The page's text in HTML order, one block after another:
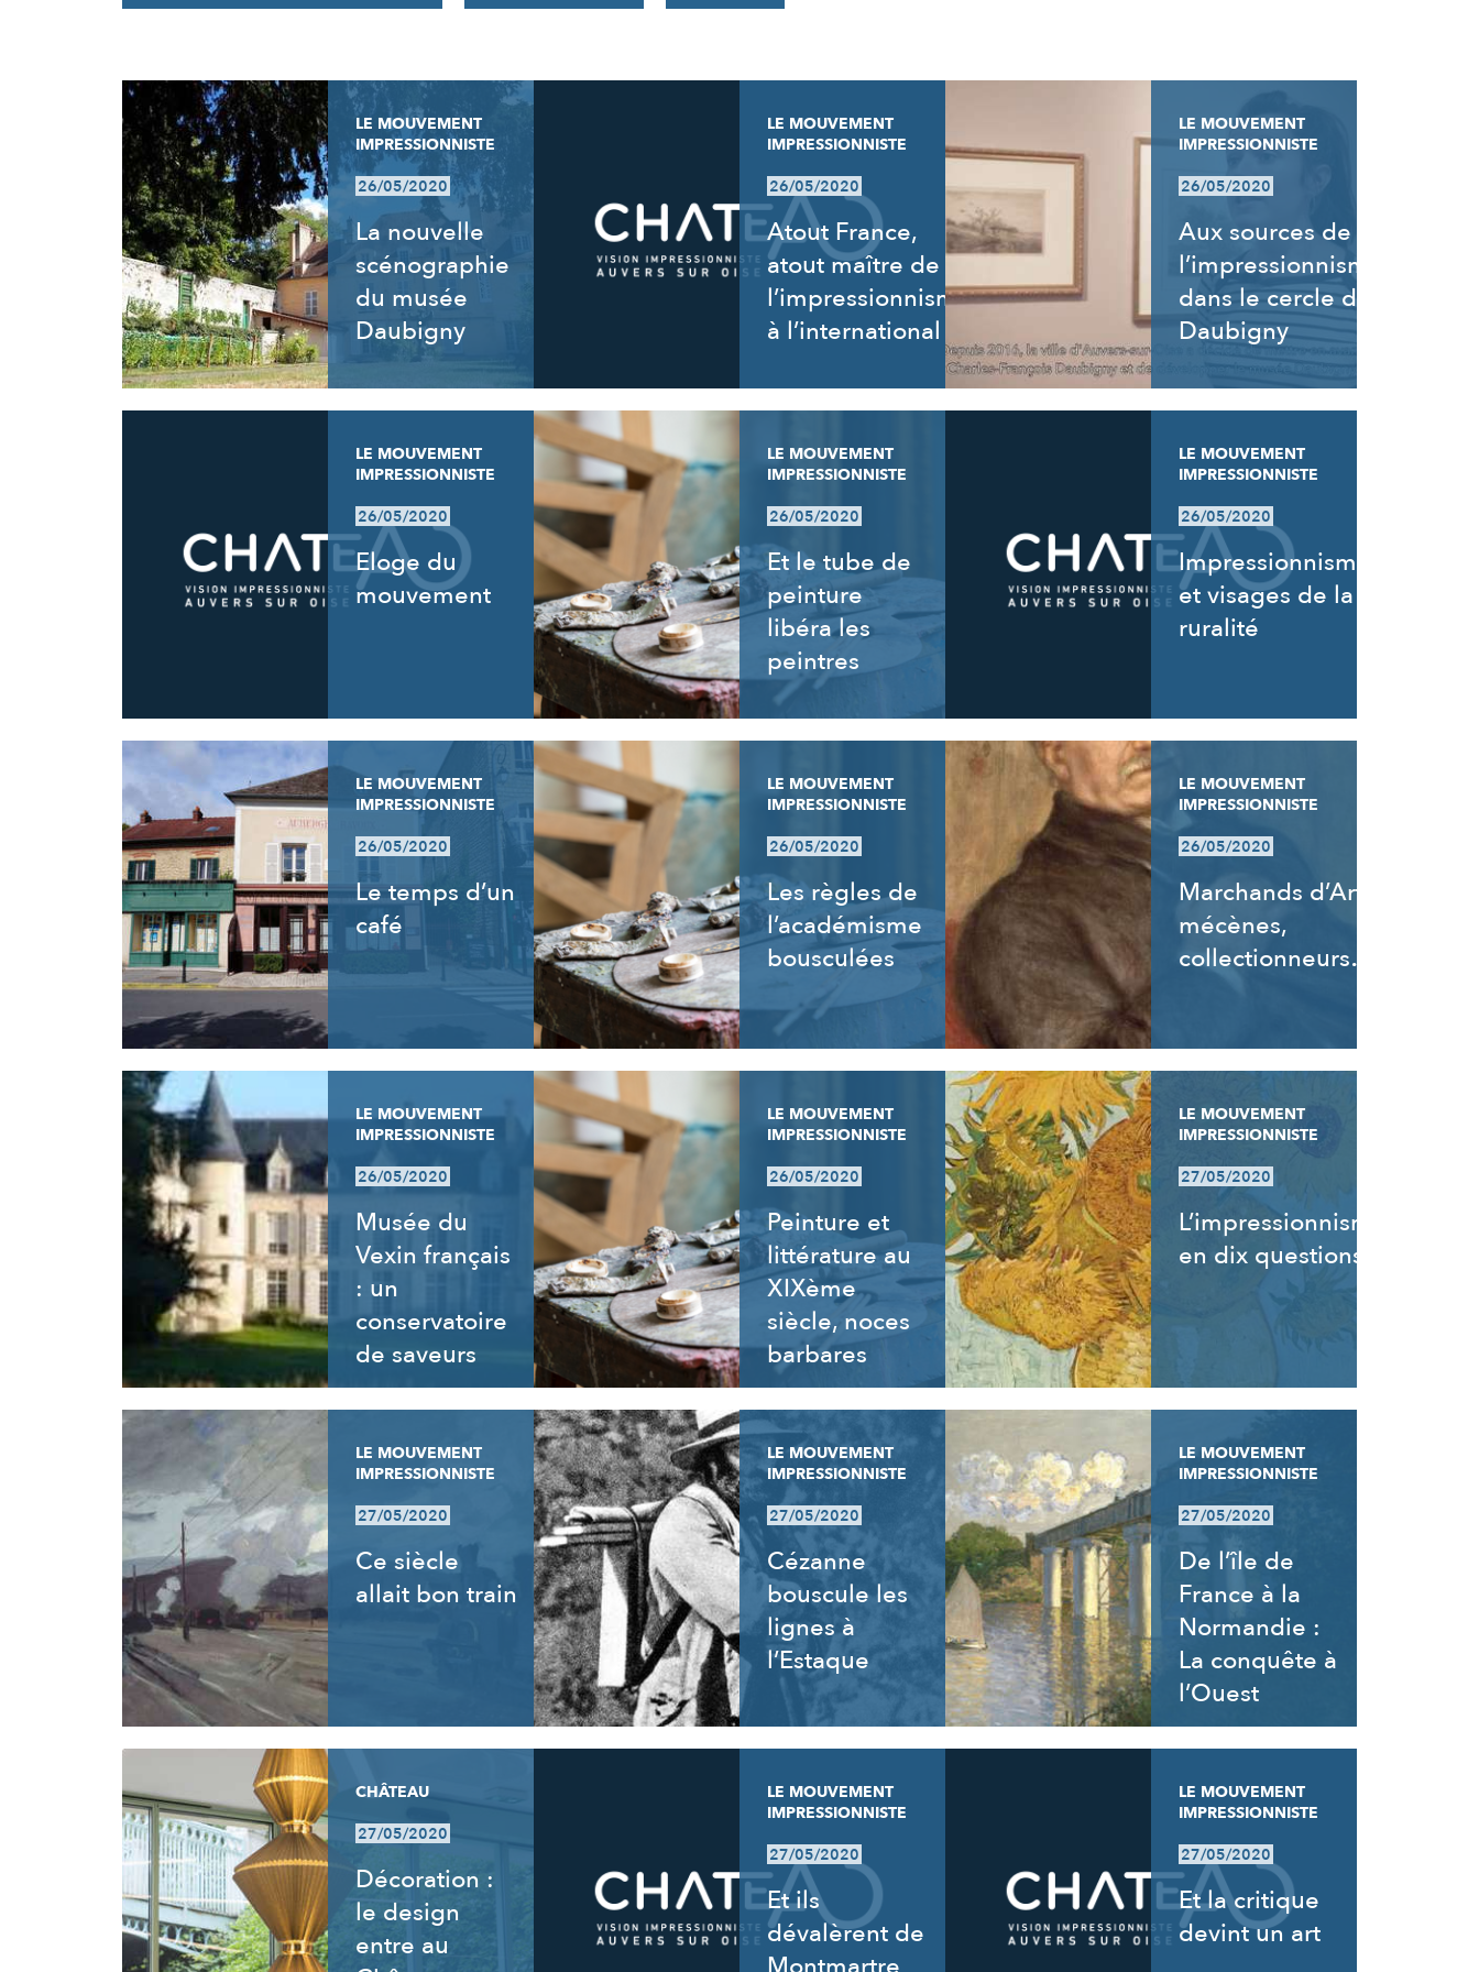
RÉSULTATS
LE MOUVEMENT
IMPRESSIONNISTE
26/05/2020
La nouvelle
scénographie
du musée
Daubigny
LE MOUVEMENT
IMPRESSIONNISTE
26/05/2020
Atout France,
atout maître de
l’impressionnisme
à l’international
LE MOUVEMENT
IMPRESSIONNISTE
26/05/2020
Aux sources de
l’impressionnisme,
dans le cercle de
Daubigny
LE MOUVEMENT
IMPRESSIONNISTE
26/05/2020
Eloge du
mouvement
LE MOUVEMENT
IMPRESSIONNISTE
26/05/2020
Et le tube de
peinture
libéra les
peintres
LE MOUVEMENT
IMPRESSIONNISTE
26/05/2020
Impressionnisme
et visages de la
ruralité
LE MOUVEMENT
IMPRESSIONNISTE
26/05/2020
Le temps d’un
café
LE MOUVEMENT
IMPRESSIONNISTE
26/05/2020
Les règles de
l’académisme
bousculées
LE MOUVEMENT
IMPRESSIONNISTE
26/05/2020
Marchands d’Art,
mécènes,
collectionneurs…
LE MOUVEMENT
IMPRESSIONNISTE
26/05/2020
Musée du
Vexin français
: un
conservatoire
de saveurs
LE MOUVEMENT
IMPRESSIONNISTE
26/05/2020
Peinture et
littérature au
XIXème
siècle, noces
barbares
LE MOUVEMENT
IMPRESSIONNISTE
27/05/2020
L’impressionnisme
en dix questions
LE MOUVEMENT
IMPRESSIONNISTE
27/05/2020
Ce siècle
allait bon train
LE MOUVEMENT
IMPRESSIONNISTE
27/05/2020
Cézanne
bouscule les
lignes à
l’Estaque
LE MOUVEMENT
IMPRESSIONNISTE
27/05/2020
De l’île de
France à la
Normandie :
La conquête à
l’Ouest
CHÂTEAU
27/05/2020
Décoration :
le design
entre au
LE MOUVEMENT
IMPRESSIONNISTE
27/05/2020
Et ils
dévalèrent de
LE MOUVEMENT
IMPRESSIONNISTE
27/05/2020
Et la critique
devint un art